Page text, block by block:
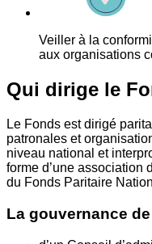
Veiller à la
aux organisations
Qui dirige le
Le Fonds est dirigé
patronales et
niveau national et
forme d’une association
du Fonds Paritaire
La gouvernance